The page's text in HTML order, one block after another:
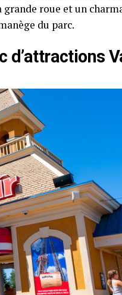
roue et un
du parc.
d’attractions